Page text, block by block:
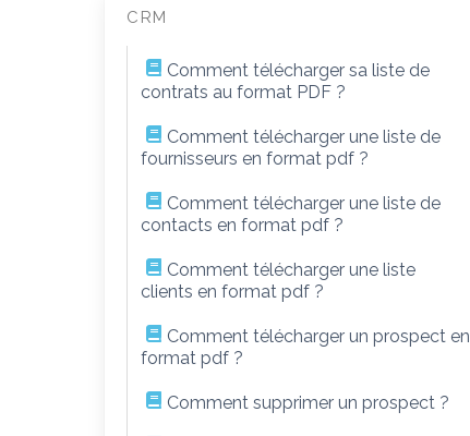
CRM
Comment télécharger sa liste de
contrats au format PDF ?
Comment télécharger une liste de
fournisseurs en format pdf ?
Comment télécharger une liste de
contacts en format pdf ?
Comment télécharger une liste
clients en format pdf ?
Comment télécharger un prospect en
format pdf ?
Comment supprimer un prospect ?